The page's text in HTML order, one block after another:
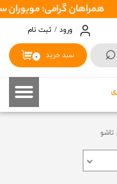
⌕ ۰ سبد خرید
ورود / ثبت نام
گرامی: موبوران سفارشات شما را در اسرع وقت ( 1 تا 2 روز کاری )